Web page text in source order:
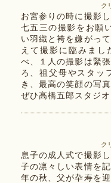
ク
お宮参りの時に撮影
七五三の撮影をお願
い羽織と袴を嫌がっ
えて撮影に臨みま
べ、１人の撮影は緊
ろ、祖父母やスタッ
き、最高の笑顔の写
ぜひ高橋五郎スタジ
ク
息子の成人式で撮影
子の凛々しい表情を
年の秋、父が卆寿を